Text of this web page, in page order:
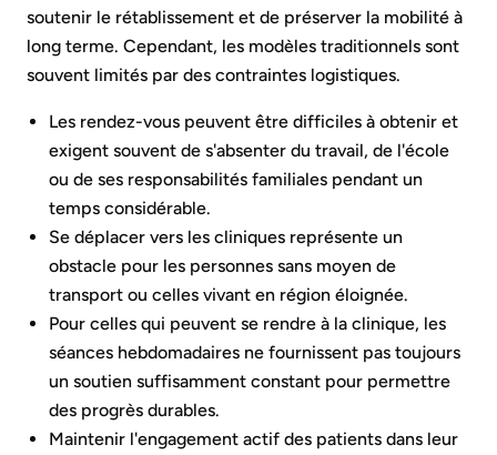
soutenir le rétablissement et de préserver la mobilité à
long terme. Cependant, les modèles traditionnels sont
souvent limités par des contraintes logistiques.
Les rendez-vous peuvent être difficiles à obtenir et
exigent souvent de s'absenter du travail, de l'école
ou de ses responsabilités familiales pendant un
temps considérable.
Se déplacer vers les cliniques représente un
obstacle pour les personnes sans moyen de
transport ou celles vivant en région éloignée.
Pour celles qui peuvent se rendre à la clinique, les
séances hebdomadaires ne fournissent pas toujours
un soutien suffisamment constant pour permettre
des progrès durables.
Maintenir l'engagement actif des patients dans leur